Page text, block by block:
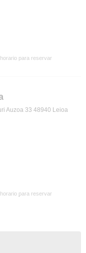
para reservar
Auzoa 33 48940 Leioa
para reservar